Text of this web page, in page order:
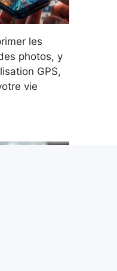
les
photos, y
GPS,
vie